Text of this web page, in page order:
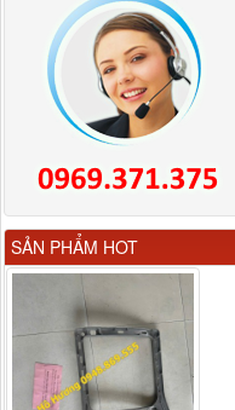
SẢN PHẨM HOT
Gương chiếu hậu FAW
JH6 có sấy...